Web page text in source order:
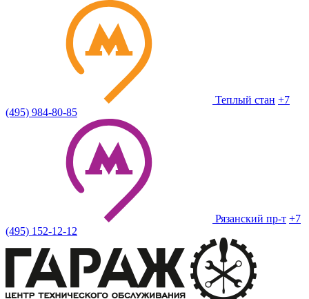
Теплый стан +7
(495) 984-80-85
Рязанский пр-т +7
(495) 152-12-12